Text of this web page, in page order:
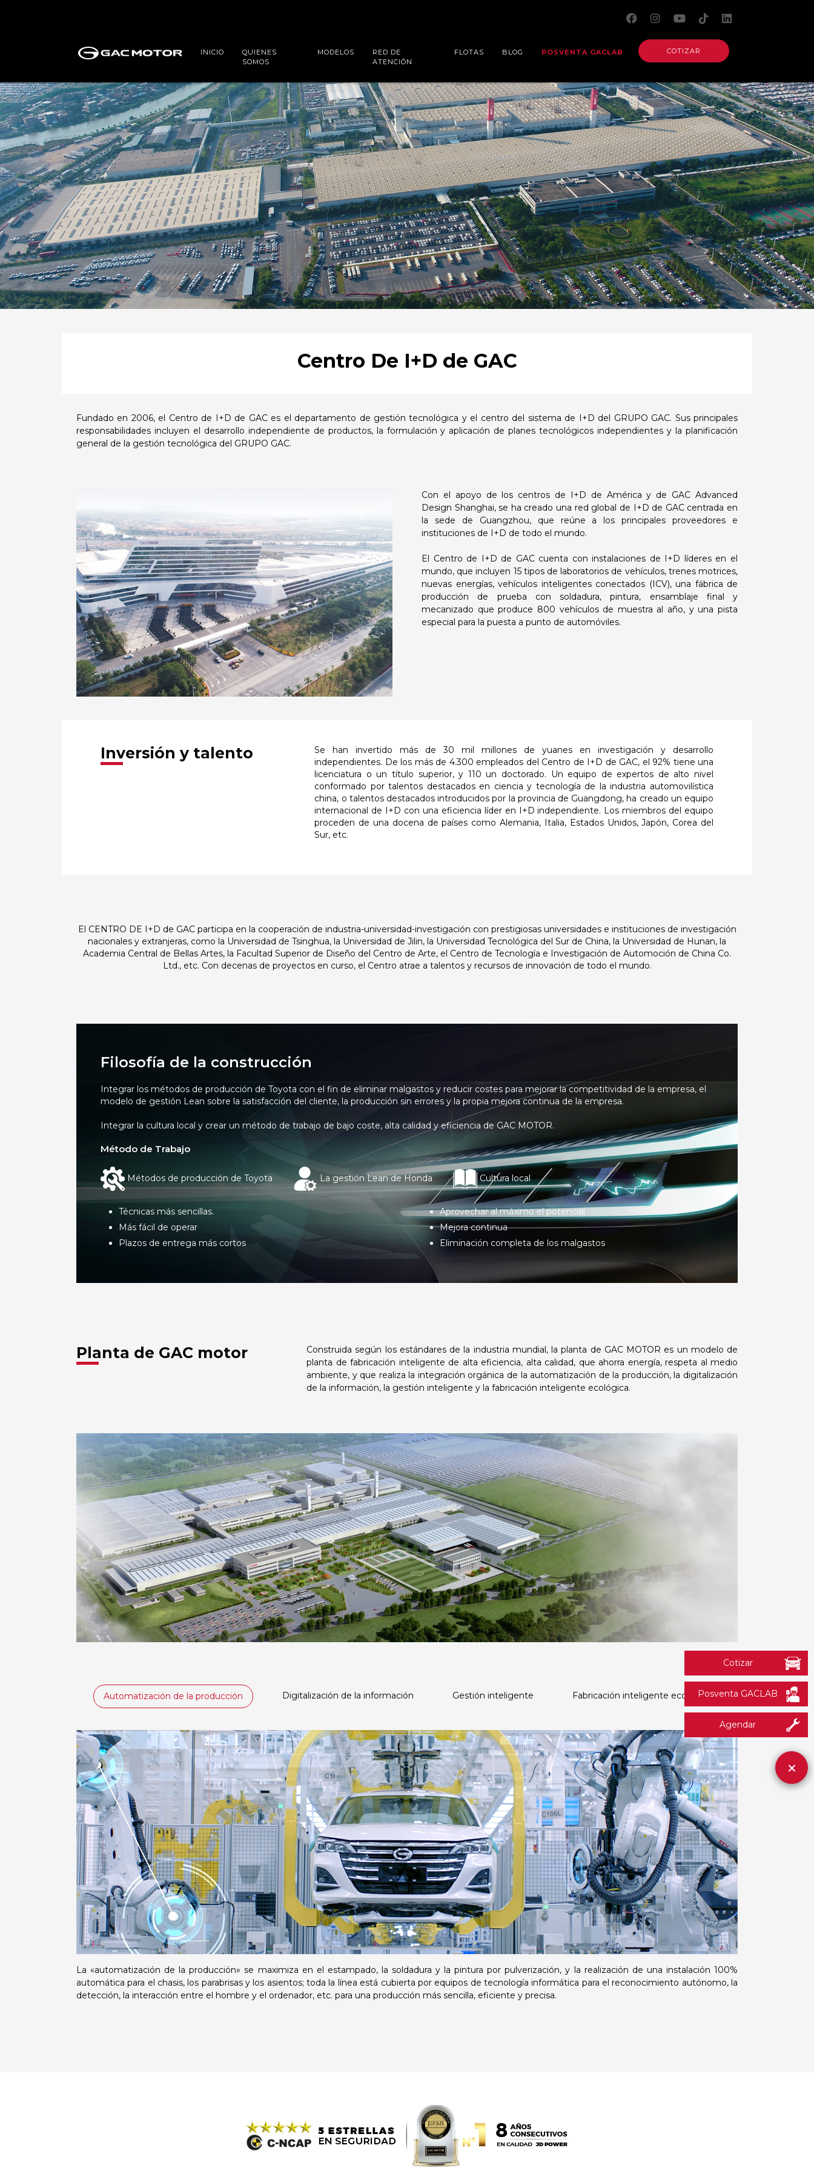
INICIO
QUIENES
SOMOS
MODELOS
RED DE
ATENCIÓN
FLOTAS BLOG POSVENTA GACLAB COTIZAR
Cotizar
Posventa GACLAB
Agendar
Centro De I+D de GAC
Fundado en 2006, el Centro de I+D de GAC es el departamento de gestión tecnológica y el centro del sistema de I+D del GRUPO GAC. Sus principales
responsabilidades incluyen el desarrollo independiente de productos, la formulación y aplicación de planes tecnológicos independientes y la planificación
general de la gestión tecnológica del GRUPO GAC.
Con el apoyo de los centros de I+D de América y de GAC Advanced
Design Shanghai, se ha creado una red global de I+D de GAC centrada en
la sede de Guangzhou, que reúne a los principales proveedores e
instituciones de I+D de todo el mundo.
El Centro de I+D de GAC cuenta con instalaciones de I+D líderes en el
mundo, que incluyen 15 tipos de laboratorios de vehículos, trenes motrices,
nuevas energías, vehículos inteligentes conectados (ICV), una fábrica de
producción de prueba con soldadura, pintura, ensamblaje final y
mecanizado que produce 800 vehículos de muestra al año, y una pista
especial para la puesta a punto de automóviles.
Inversión y talento
Se han invertido más de 30 mil millones de yuanes en investigación y desarrollo
independientes. De los más de 4.300 empleados del Centro de I+D de GAC, el 92% tiene una
licenciatura o un título superior, y 110 un doctorado. Un equipo de expertos de alto nivel
conformado por talentos destacados en ciencia y tecnología de la industria automovilística
china, o talentos destacados introducidos por la provincia de Guangdong, ha creado un equipo
internacional de I+D con una eficiencia líder en I+D independiente. Los miembros del equipo
proceden de una docena de países como Alemania, Italia, Estados Unidos, Japón, Corea del
Sur, etc.
El CENTRO DE I+D de GAC participa en la cooperación de industria-universidad-investigación con prestigiosas universidades e instituciones de investigación
nacionales y extranjeras, como la Universidad de Tsinghua, la Universidad de Jilin, la Universidad Tecnológica del Sur de China, la Universidad de Hunan, la
Academia Central de Bellas Artes, la Facultad Superior de Diseño del Centro de Arte, el Centro de Tecnología e Investigación de Automoción de China Co.
Ltd., etc. Con decenas de proyectos en curso, el Centro atrae a talentos y recursos de innovación de todo el mundo.
Filosofía de la construcción
Integrar los métodos de producción de Toyota con el fin de eliminar malgastos y reducir costes para mejorar la competitividad de la empresa, el
modelo de gestión Lean sobre la satisfacción del cliente, la producción sin errores y la propia mejora continua de la empresa.
Integrar la cultura local y crear un método de trabajo de bajo coste, alta calidad y eficiencia de GAC MOTOR.
Método de Trabajo
Métodos de producción de Toyota La gestión Lean de Honda Cultura local
Técnicas más sencillas.
Más fácil de operar
Plazos de entrega más cortos
Aprovechar al máximo el potencial
Mejora continua
Eliminación completa de los malgastos
Planta de GAC motor
Construida según los estándares de la industria mundial, la planta de GAC MOTOR es un modelo de
planta de fabricación inteligente de alta eficiencia, alta calidad, que ahorra energía, respeta al medio
ambiente, y que realiza la integración orgánica de la automatización de la producción, la digitalización
de la información, la gestión inteligente y la fabricación inteligente ecológica.
Automatización de la producción Digitalización de la información Gestión inteligente Fabricación inteligente ecológica
La «automatización de la producción» se maximiza en el estampado, la soldadura y la pintura por pulverización, y la realización de una instalación 100%
automática para el chasis, los parabrisas y los asientos; toda la línea está cubierta por equipos de tecnología informática para el reconocimiento autónomo, la
detección, la interacción entre el hombre y el ordenador, etc. para una producción más sencilla, eficiente y precisa.